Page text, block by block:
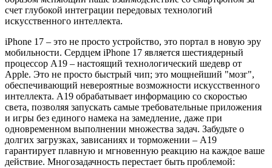
счет глубокой интеграции передовых технологий
искусственного интеллекта.
iPhone 17 – это не просто устройство, это портал в новую эру
мобильности. Сердцем iPhone 17 является шестиядерный
процессор A19 – настоящий технологический шедевр от
Apple. Это не просто быстрый чип; это мощнейший "мозг",
обеспечивающий невероятные возможности искусственного
интеллекта. A19 обрабатывает информацию со скоростью
света, позволяя запускать самые требовательные приложения
и игры без единого намека на замедление, даже при
одновременном выполнении множества задач. Забудьте о
долгих загрузках, зависаниях и торможении – A19
гарантирует плавную и мгновенную реакцию на каждое ваше
действие. Многозадачность перестает быть проблемой: